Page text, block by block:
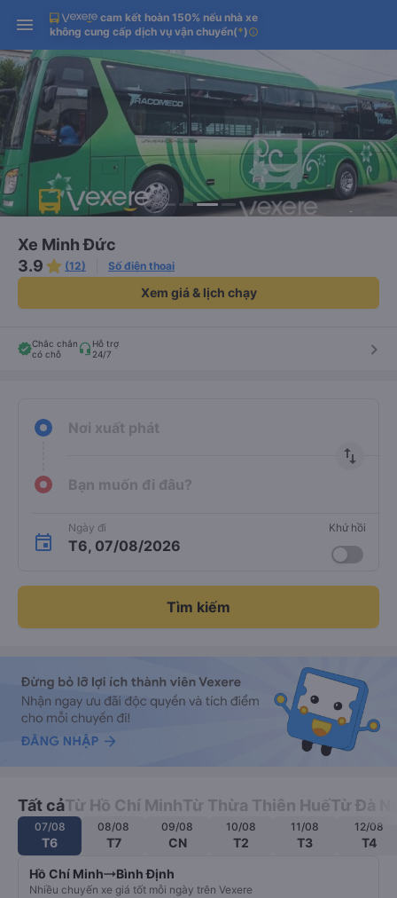
Tải app Vexere ngay!
Nhận ưu đãi thành viên độc
quyền
Tải app Vexere
-30k/ghế khi đặt vé máy bay qua
app
cam kết hoàn 150% nếu nhà xe
không cung cấp dịch vụ vận chuyển(*)info
Xe Minh Đức
3.9
(12) Số điện thoại
Xem giá & lịch chạy
Chắc chắn
có chỗ
Hỗ trợ
24/7
keyboard_arrow_right
Nơi xuất phát
import_export
Bạn muốn đi đâu?
Ngày đi
T6, 07/08/2026
Khứ hồi
Tìm kiếm
Tất cảTừ Hồ Chí MinhTừ Thừa Thiên HuếTừ Đà
07/08
T6
08/08
T7
09/08
CN
10/08
T2
11/08
T3
12/08
T4
Hồ Chí Minh Bình Định
Nhiều chuyến xe giá tốt mỗi ngày trên Vexere